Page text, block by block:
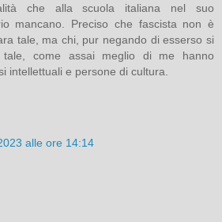
che alla scuola italiana nel suo
mancano. Preciso che fascista non è
tale, ma chi, pur negando di esserso si
tale, come assai meglio di me hanno
intellettuali e persone di cultura.
alle ore 14:14